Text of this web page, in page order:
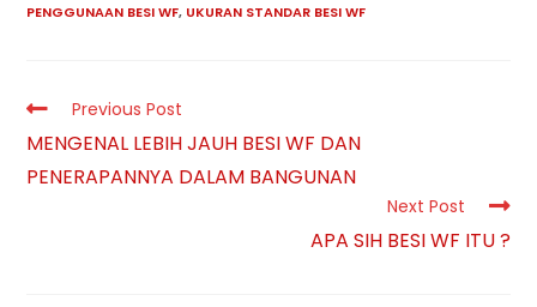
PENGGUNAAN BESI WF, UKURAN STANDAR BESI WF
Read
more
articles
Previous Post
MENGENAL LEBIH JAUH BESI WF DAN
PENERAPANNYA DALAM BANGUNAN
Next Post
APA SIH BESI WF ITU ?